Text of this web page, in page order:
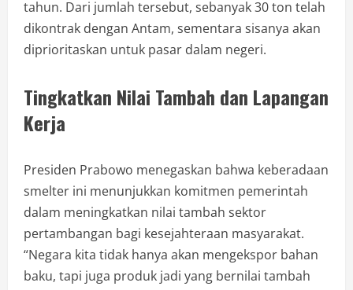
tahun. Dari jumlah tersebut, sebanyak 30 ton telah
dikontrak dengan Antam, sementara sisanya akan
diprioritaskan untuk pasar dalam negeri.
Tingkatkan Nilai Tambah dan Lapangan
Kerja
Presiden Prabowo menegaskan bahwa keberadaan
smelter ini menunjukkan komitmen pemerintah
dalam meningkatkan nilai tambah sektor
pertambangan bagi kesejahteraan masyarakat.
“Negara kita tidak hanya akan mengekspor bahan
baku, tapi juga produk jadi yang bernilai tambah